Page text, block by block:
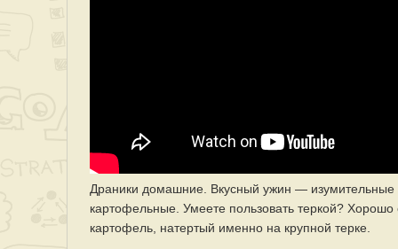
Драники домашние. Вкусный ужин — изумительные
картофельные. Умеете пользовать теркой? Хорошо
картофель, натертый именно на крупной терке.